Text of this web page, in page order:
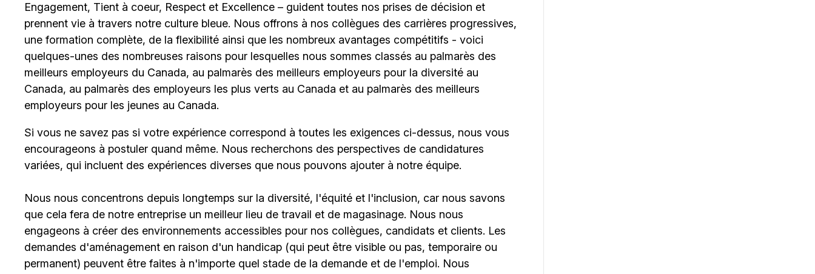
Engagement, Tient à coeur, Respect et Excellence – guident toutes nos prises de décision et
prennent vie à travers notre culture bleue. Nous offrons à nos collègues des carrières progressives,
une formation complète, de la flexibilité ainsi que les nombreux avantages compétitifs - voici
quelques-unes des nombreuses raisons pour lesquelles nous sommes classés au palmarès des
meilleurs employeurs du Canada, au palmarès des meilleurs employeurs pour la diversité au
Canada, au palmarès des employeurs les plus verts au Canada et au palmarès des meilleurs
employeurs pour les jeunes au Canada.
Si vous ne savez pas si votre expérience correspond à toutes les exigences ci-dessus, nous vous
encourageons à postuler quand même. Nous recherchons des perspectives de candidatures
variées, qui incluent des expériences diverses que nous pouvons ajouter à notre équipe.
Nous nous concentrons depuis longtemps sur la diversité, l'équité et l'inclusion, car nous savons
que cela fera de notre entreprise un meilleur lieu de travail et de magasinage. Nous nous
engageons à créer des environnements accessibles pour nos collègues, candidats et clients. Les
demandes d'aménagement en raison d'un handicap (qui peut être visible ou pas, temporaire ou
permanent) peuvent être faites à n'importe quel stade de la demande et de l'emploi. Nous